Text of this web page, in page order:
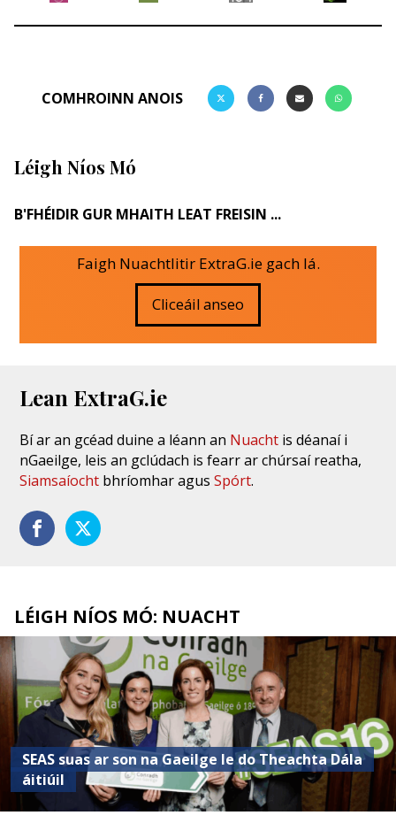
COMHROINN ANOIS
Léigh Níos Mó
B'FHÉIDIR GUR MHAITH LEAT FREISIN ...
Faigh Nuachtlitir ExtraG.ie gach lá.
Cliceáil anseo
Lean ExtraG.ie
Bí ar an gcéad duine a léann an Nuacht is déanaí i
nGaeilge, leis an gclúdach is fearr ar chúrsaí reatha,
Siamsaíocht bhríomhar agusSpórt.
LÉIGH NÍOS MÓ: NUACHT
SEAS suas ar son na Gaeilge le do Theachta Dála
áitiúil